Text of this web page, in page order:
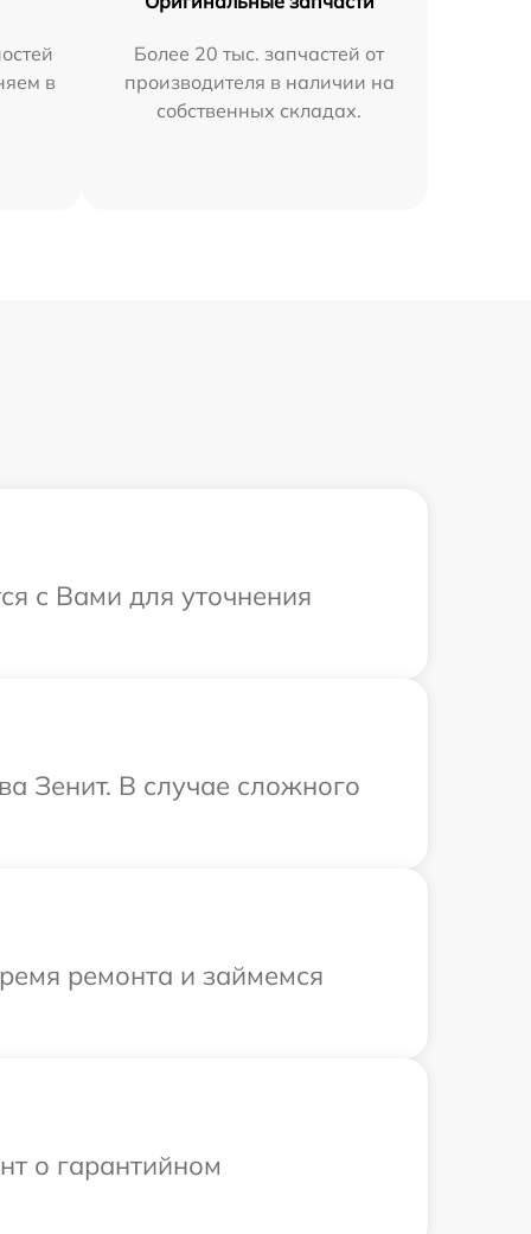
в
Более 20 тыс. запчастей от
производителя в наличии на
собственных складах.
с Вами для уточнения
Зенит. В случае сложного
ремонта и займемся
о гарантийном